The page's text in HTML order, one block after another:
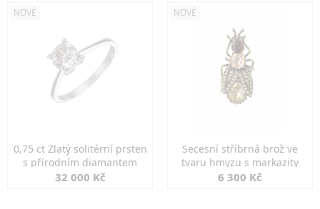
NOVÉ
0,75 ct Zlatý solitérní prsten
s přírodním diamantem
32 000 Kč
NOVÉ
Secesní stříbrná brož ve
tvaru hmyzu s markazity
6 300 Kč